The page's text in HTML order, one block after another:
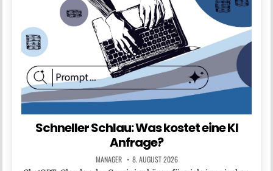
Schneller Schlau: Was kostet eine KI
Anfrage?
MANAGER 8. AUGUST 2026